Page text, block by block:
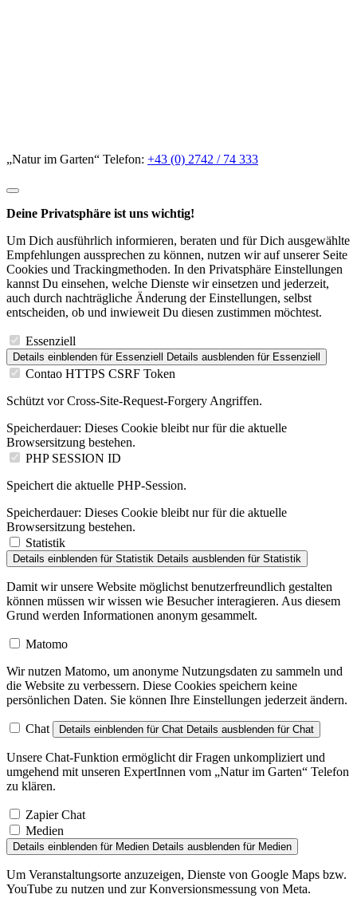
Empfehlungen aussprechen zu können, nutzen wir auf unserer Seite
Cookies und Trackingmethoden. In den Privatsphäre Einstellungen
kannst Du einsehen, welche Dienste wir einsetzen und jederzeit,
auch durch nachträgliche Änderung der Einstellungen, selbst
entscheiden, ob und inwieweit Du diesen zustimmen möchtest.
Details einblenden
Contao HTTPS CSRF Token
Browsersitzung bestehen.
PHP SESSION ID
Browsersitzung bestehen.
Statistik
Details einblenden
Damit wir unsere Website möglichst benutzerfreundlich gestalten
können müssen wir wissen wie Besucher interagieren. Aus diesem
Grund werden Informationen anonym gesammelt.
die Website zu verbessern. Diese Cookies speichern keine
persönlichen Daten. Sie können Ihre Einstellungen jederzeit ändern.
Unsere Chat-Funktion ermöglicht dir Fragen unkompliziert und
umgehend mit unseren ExpertInnen vom „Natur im Garten“ Telefon
zu klären.
Medien
Details einblenden
Um Veranstaltungsorte anzuzeigen, Dienste von Google Maps bzw.
YouTube zu nutzen und zur Konversionsmessung von Meta.